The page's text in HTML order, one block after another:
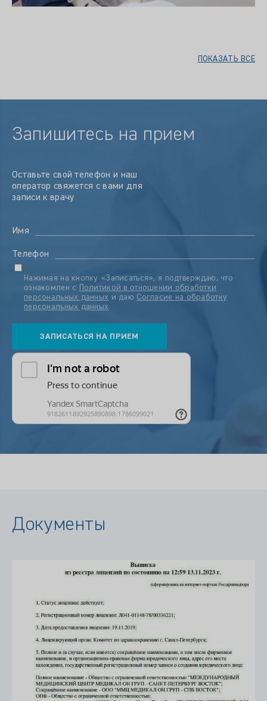
ПОКАЗАТЬ ВСЕ
Запишитесь на прием
Оставьте свой телефон и наш
оператор свяжется с вами для
записи к врачу
Имя
Телефон
Нажимая на кнопку «Записаться», я подтверждаю, что
ознакомлен с
Политикой в отношении обработки
персональных данных и даю Согласие на обработку
персональных данных
Документы